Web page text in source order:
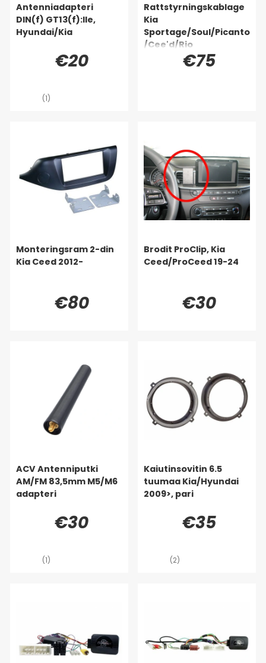
Antenniadapteri
DIN(f) GT13(f):lle,
Hyundai/Kia
€20
(1)
Rattstyrningskablage
Kia
Sportage/Soul/Picanto
/Cee'd/Rio
€75
Monteringsram 2-din
Kia Ceed 2012-
€80
Brodit ProClip, Kia
Ceed/ProCeed 19-24
€30
ACV Antenniputki
AM/FM 83,5mm M5/M6
adapteri
€30
(1)
Kaiutinsovitin 6.5
tuumaa Kia/Hyundai
2009>, pari
€35
(2)